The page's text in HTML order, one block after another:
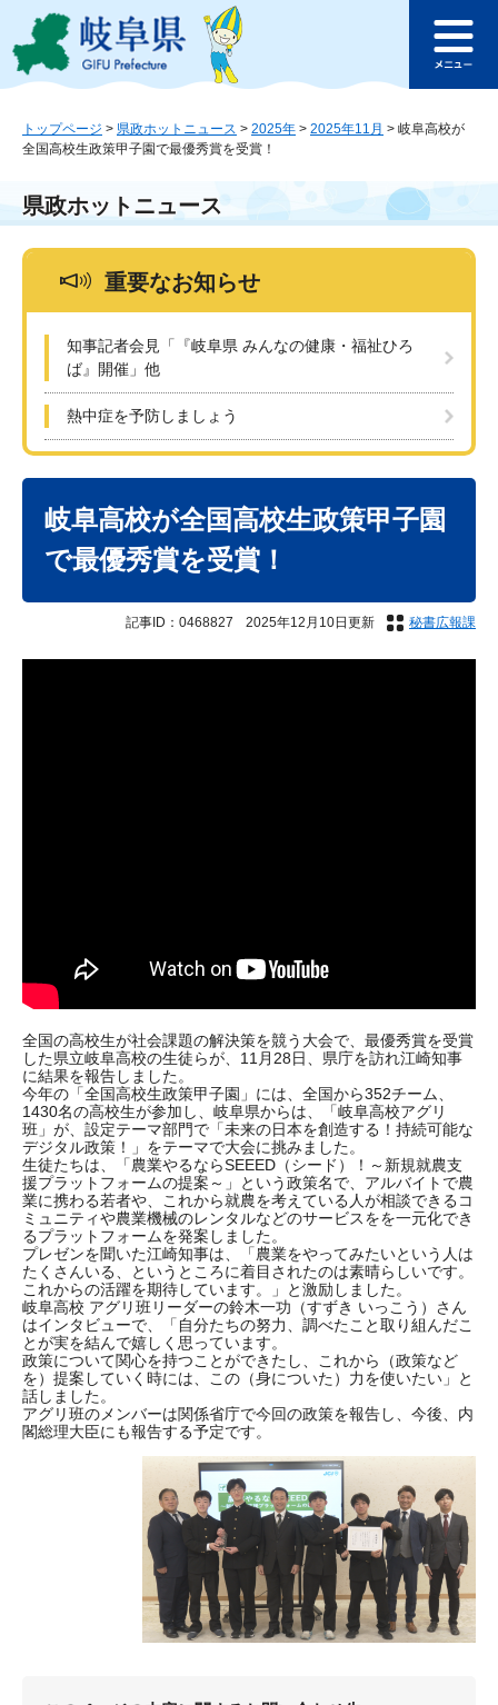
ジ
ュ
このページの本文へ
ュ
トップページ > 県政ホットニュース > 2025年 > 2025年11月 > 岐阜高校が
全国高校生政策甲子園で最優秀賞を受賞！
県政ホットニュース
重要なお知らせ
知事記者会見「『岐阜県 みんなの健康・福祉ひろ
ば』開催」他
熱中症を予防しましょう
岐阜高校が全国高校生政策甲子園
で最優秀賞を受賞！
記事ID：0468827 2025年12月10日更新 秘書広報課
全国の高校生が社会課題の解決策を競う大会で、最優秀賞を受賞
した県立岐阜高校の生徒らが、11月28日、県庁を訪れ江崎知事
に結果を報告しました。
今年の「全国高校生政策甲子園」には、全国から352チーム、
1430名の高校生が参加し、岐阜県からは、「岐阜高校アグリ
班」が、設定テーマ部門で「未来の日本を創造する！持続可能な
デジタル政策！」をテーマで大会に挑みました。
生徒たちは、「農業やるならSEEED（シード）！～新規就農支
援プラットフォームの提案～」という政策名で、アルバイトで農
業に携わる若者や、これから就農を考えている人が相談できるコ
ミュニティや農業機械のレンタルなどのサービスをを一元化でき
るプラットフォームを発案しました。
プレゼンを聞いた江崎知事は、「農業をやってみたいという人は
たくさんいる、というところに着目されたのは素晴らしいです。
これからの活躍を期待しています。」と激励しました。
岐阜高校 アグリ班リーダーの鈴木一功（すずき いっこう）さん
はインタビューで、「自分たちの努力、調べたこと取り組んだこ
とが実を結んで嬉しく思っています。
政策について関心を持つことができたし、これから（政策など
を）提案していく時には、この（身についた）力を使いたい」と
話しました。
アグリ班のメンバーは関係省庁で今回の政策を報告し、今後、内
閣総理大臣にも報告する予定です。